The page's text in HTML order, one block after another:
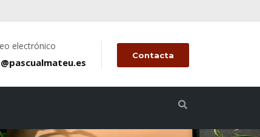
electrónico
Contacta